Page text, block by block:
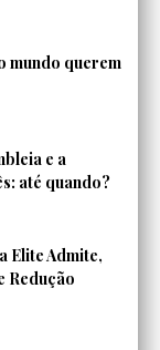
mundo querem
e a
até quando?
Elite Admite,
Redução